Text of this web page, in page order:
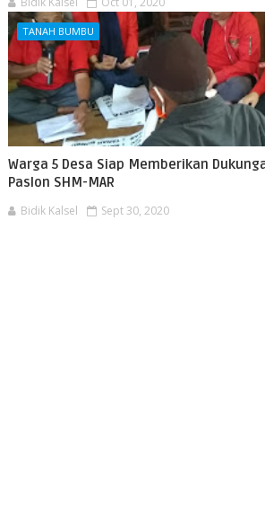
TANAH BUMBU
Warga 5 Desa Siap Memberikan
Paslon SHM-MAR
Bidik Kalsel Sept 30, 2020